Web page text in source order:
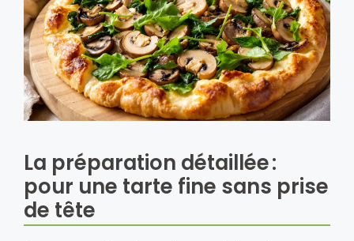
La préparation détaillée :
pour une tarte fine sans prise
de tête